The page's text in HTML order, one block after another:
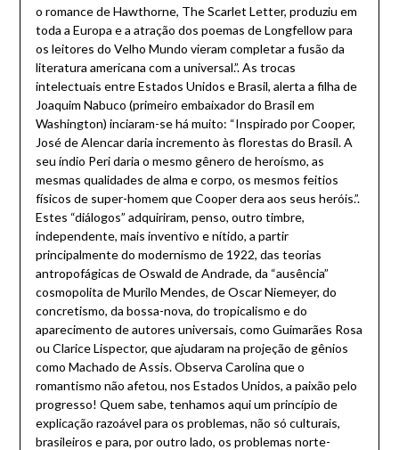
o romance de Hawthorne, The Scarlet Letter, produziu em
toda a Europa e a atração dos poemas de Longfellow para
os leitores do Velho Mundo vieram completar a fusão da
literatura americana com a universal.”. As trocas
intelectuais entre Estados Unidos e Brasil, alerta a filha de
Joaquim Nabuco (primeiro embaixador do Brasil em
Washington) inciaram-se há muito: “Inspirado por Cooper,
José de Alencar daria incremento às florestas do Brasil. A
seu índio Peri daria o mesmo gênero de heroísmo, as
mesmas qualidades de alma e corpo, os mesmos feitios
físicos de super-homem que Cooper dera aos seus heróis.”.
Estes “diálogos” adquiriram, penso, outro timbre,
independente, mais inventivo e nítido, a partir
principalmente do modernismo de 1922, das teorias
antropofágicas de Oswald de Andrade, da “ausência”
cosmopolita de Murilo Mendes, de Oscar Niemeyer, do
concretismo, da bossa-nova, do tropicalismo e do
aparecimento de autores universais, como Guimarães Rosa
ou Clarice Lispector, que ajudaram na projeção de gênios
como Machado de Assis. Observa Carolina que o
romantismo não afetou, nos Estados Unidos, a paixão pelo
progresso! Quem sabe, tenhamos aqui um princípio de
explicação razoável para os problemas, não só culturais,
brasileiros e para, por outro lado, os problemas norte-